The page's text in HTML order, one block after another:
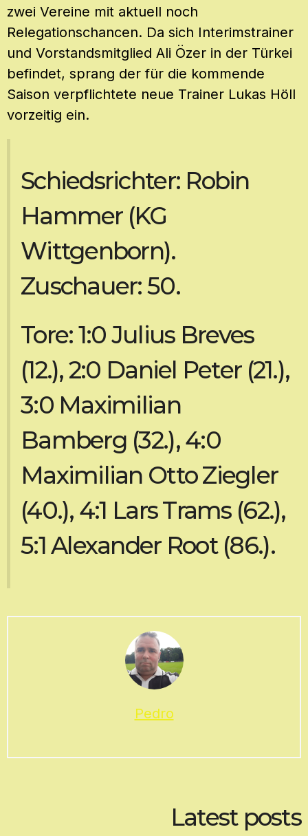
zwei Vereine mit aktuell noch
Relegationschancen. Da sich Interimstrainer
und Vorstandsmitglied Ali Özer in der Türkei
befindet, sprang der für die kommende
Saison verpflichtete neue Trainer Lukas Höll
vorzeitig ein.
Schiedsrichter: Robin
Hammer (KG
Wittgenborn).
Zuschauer: 50.
Tore: 1:0 Julius Breves
(12.), 2:0 Daniel Peter (21.),
3:0 Maximilian
Bamberg (32.), 4:0
Maximilian Otto Ziegler
(40.), 4:1 Lars Trams (62.),
5:1 Alexander Root (86.).
Pedro
Latest posts